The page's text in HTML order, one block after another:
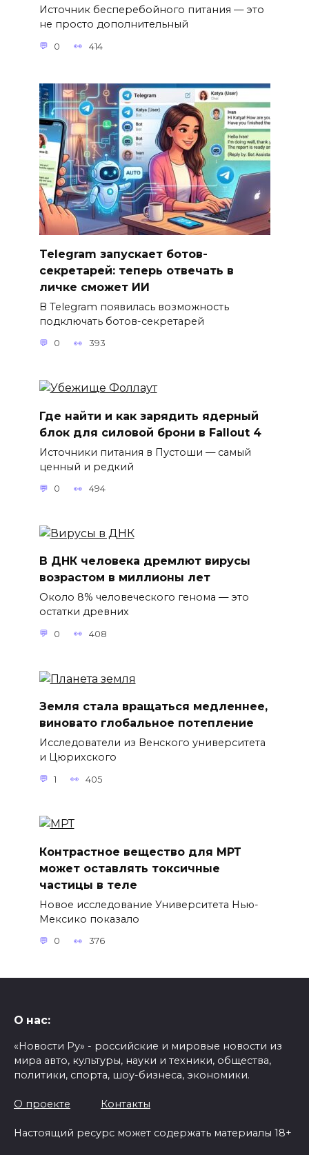
Источник бесперебойного питания — это
не просто дополнительный
0 414
Telegram запускает ботов-
секретарей: теперь отвечать в
личке сможет ИИ
В Telegram появилась возможность
подключать ботов-секретарей
0 393
Где найти и как зарядить ядерный
блок для силовой брони в Fallout 4
Источники питания в Пустоши — самый
ценный и редкий
0 494
В ДНК человека дремлют вирусы
возрастом в миллионы лет
Около 8% человеческого генома — это
остатки древних
0 408
Земля стала вращаться медленнее,
виновато глобальное потепление
Исследователи из Венского университета
и Цюрихского
1 405
Контрастное вещество для МРТ
может оставлять токсичные
частицы в теле
Новое исследование Университета Нью-
Мексико показало
0 376
О нас:
«Новости Ру» - российские и мировые новости из
мира авто, культуры, науки и техники, общества,
политики, спорта, шоу-бизнеса, экономики.
О проекте Контакты
Настоящий ресурс может содержать материалы 18+